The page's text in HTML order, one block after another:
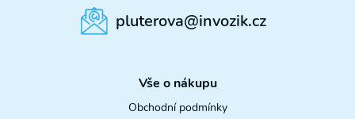
pluterova@invozik.cz
Vše o nákupu
Obchodní podmínky